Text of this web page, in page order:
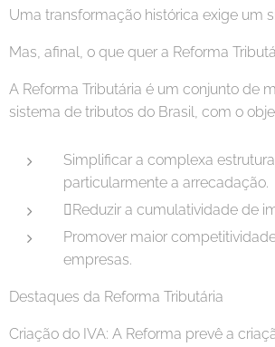
Uma transformação histórica exige um
Mas, afinal, o que quer a Reforma
A Reforma Tributária é um conjunto de
sistema de tributos do Brasil, com o
Simplificar a complexa
particularmente a arrecadação.
Reduzir a cumulatividade de
Promover maior
empresas.
Destaques da Reforma Tributária
Criação do IVA: A Reforma prevê a